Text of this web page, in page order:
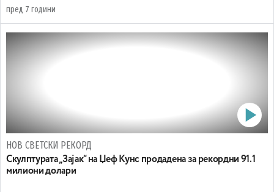
пред 7 години
НОВ СВЕТСКИ РЕКОРД
Скулптурата „Зајак“ на Џеф Кунс продадена за рекордни 91.1
милиони долари